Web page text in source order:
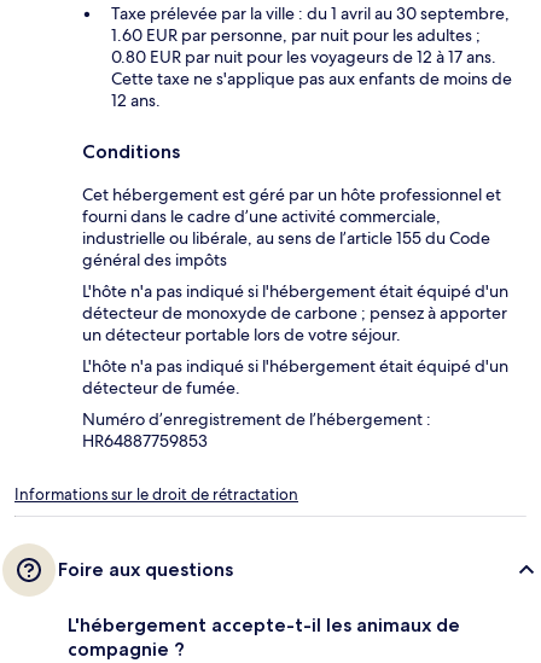
Taxe prélevée par la ville : du 1 avril au 30 septembre,
1.60 EUR par personne, par nuit pour les adultes ;
0.80 EUR par nuit pour les voyageurs de 12 à 17 ans.
Cette taxe ne s'applique pas aux enfants de moins de
12 ans.
Conditions
Cet hébergement est géré par un hôte professionnel et
fourni dans le cadre d’une activité commerciale,
industrielle ou libérale, au sens de l’article 155 du Code
général des impôts
L'hôte n'a pas indiqué si l'hébergement était équipé d'un
détecteur de monoxyde de carbone ; pensez à apporter
un détecteur portable lors de votre séjour.
L'hôte n'a pas indiqué si l'hébergement était équipé d'un
détecteur de fumée.
Numéro d’enregistrement de l’hébergement :
HR64887759853
Informations sur le droit de rétractation
Foire aux questions
L'hébergement accepte-t-il les animaux de
compagnie ?